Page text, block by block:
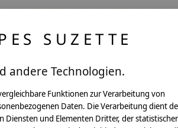
SUZETTE
andere Technologien.
Funktionen zur Verarbeitung von
Daten. Die Verarbeitung dient
Diensten und Elementen Dritter, der